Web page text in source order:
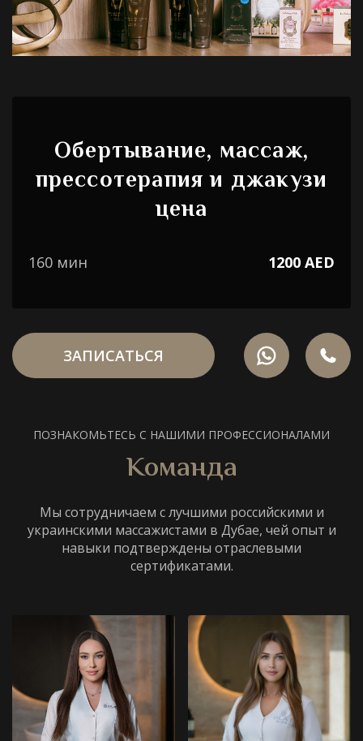
Обертывание, массаж,
прессотерапия и джакузи
цена
160 мин 1200 AED
ЗАПИСАТЬСЯ
ПОЗНАКОМЬТЕСЬ С НАШИМИ ПРОФЕССИОНАЛАМИ
Команда
Мы сотрудничаем с лучшими российскими и
украинскими массажистами в Дубае, чей опыт и
навыки подтверждены отраслевыми
сертификатами.